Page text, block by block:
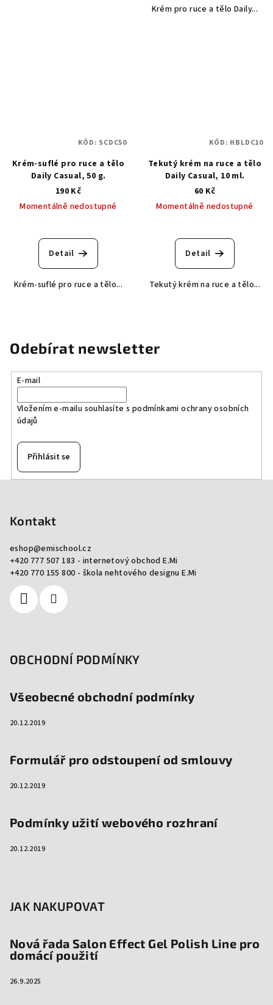
Krém pro ruce a tělo Daily...
Krém-suflé pro ruce a tělo
Daily Casual, 50 g.
190 Kč
Momentálně nedostupné
Detail
Krém-suflé pro ruce a tělo...
KÓD: SCDC50
Tekutý krém na ruce a tělo
Daily Casual, 10 ml.
60 Kč
Momentálně nedostupné
Detail
Tekutý krém na ruce a tělo...
KÓD: HBLDC10
Odebírat newsletter
E-mail
Vložením e-mailu souhlasíte s podmínkami ochrany osobních
údajů
Přihlásit se
Kontakt
eshop@emischool.cz
+420 777 507 183 - internetový obchod E.Mi
+420 770 155 800 - škola nehtového designu E.Mi
OBCHODNÍ PODMÍNKY
Všeobecné obchodní podmínky
20.12.2019
Formulář pro odstoupení od smlouvy
20.12.2019
Podmínky užití webového rozhraní
20.12.2019
JAK NAKUPOVAT
Nová řada Salon Effect Gel Polish Line pro
domácí použití
26.9.2025